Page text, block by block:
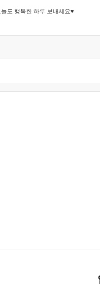
도 행복한 하루 보내세요♥